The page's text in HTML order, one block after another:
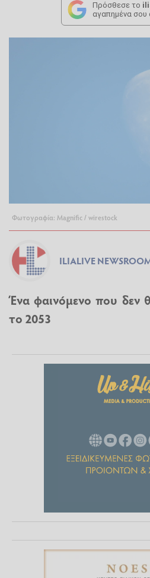
Πρόσθεσε το
αγαπημένα σου
Φωτογραφία: Magnific / wirestock
ILIALIVE
Ένα φαινόμενο που δεν
το 2053